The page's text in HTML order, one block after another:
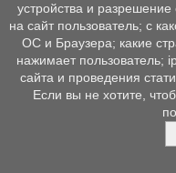
устройства и разрешение
на сайт пользователь; с
ОС и Браузера; какие
нажимает пользователь;
сайта и проведения
Если вы не хотите,